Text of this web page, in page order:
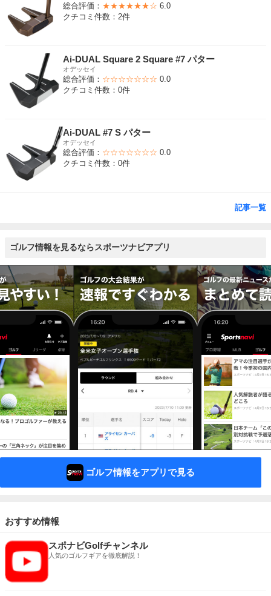
総合評価： ★★★★★★☆ 6.0
クチコミ件数：2件
Ai-DUAL Square 2 Square #7 パター
オデッセイ
総合評価： ☆☆☆☆☆☆☆ 0.0
クチコミ件数：0件
Ai-DUAL #7 S パター
オデッセイ
総合評価： ☆☆☆☆☆☆☆ 0.0
クチコミ件数：0件
記事一覧
ゴルフ情報を見るならスポーツナビアプリ
ゴルフ情報をアプリで見る
おすすめ情報
スポナビGolfチャンネル
人気のゴルフギアを徹底解説！